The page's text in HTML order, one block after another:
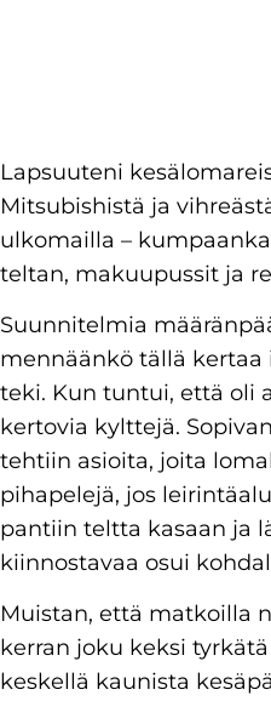
Lapsuuteni
Mitsubishistä ja
ulkomailla –
teltan, makuupussit ja
Suunnitelmia
mennäänkö tällä kertaa
teki. Kun tuntui, että oli
kertovia kylttejä.
tehtiin asioita, joita
pihapelejä, jos
pantiin teltta kasaan ja
kiinnostavaa osui
Muistan, että matkoilla
kerran joku keksi
keskellä kaunista